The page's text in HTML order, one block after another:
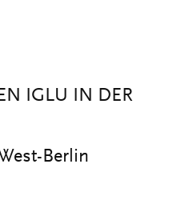
IGLU IN DER
Berlin